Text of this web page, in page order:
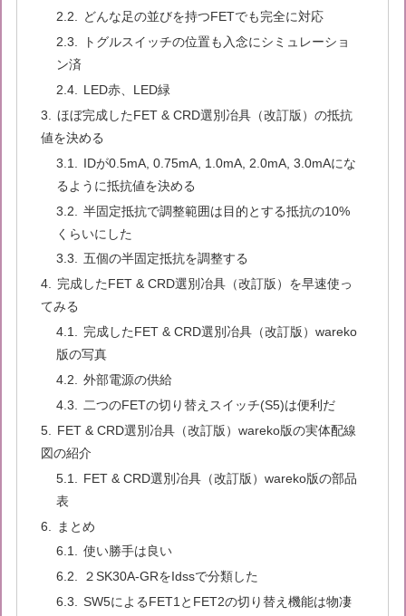
どんな足の並びを持つFETでも完全に対応
トグルスイッチの位置も入念にシミュレーショ
ン済
LED赤、LED緑
ほぼ完成したFET & CRD選別冶具（改訂版）の抵抗
値を決める
IDが0.5mA, 0.75mA, 1.0mA, 2.0mA, 3.0mAにな
るように抵抗値を決める
半固定抵抗で調整範囲は目的とする抵抗の10%
くらいにした
五個の半固定抵抗を調整する
完成したFET & CRD選別冶具（改訂版）を早速使っ
てみる
完成したFET & CRD選別冶具（改訂版）wareko
版の写真
外部電源の供給
二つのFETの切り替えスイッチ(S5)は便利だ
FET & CRD選別冶具（改訂版）wareko版の実体配線
図の紹介
FET & CRD選別冶具（改訂版）wareko版の部品
表
まとめ
使い勝手は良い
２SK30A-GRをIdssで分類した
SW5によるFET1とFET2の切り替え機能は物凄